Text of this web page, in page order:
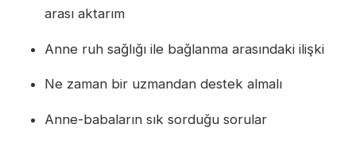
arası aktarım
Anne ruh sağlığı ile bağlanma arasındaki ilişki
Ne zaman bir uzmandan destek almalı
Anne-babaların sık sorduğu sorular